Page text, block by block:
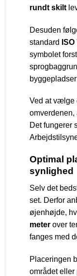
rundt skilt
Desuden
standard
symbolet
Ved at vælge
omverdenen,
Det fungerer
Optimal
synlighed
Selv det
set. Derfor
øjenhøjde,
meter over
fanges med
Placeringen
området eller